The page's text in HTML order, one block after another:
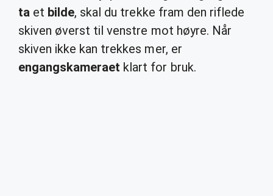
ta et bilde, skal du trekke fram den riflede
skiven øverst til venstre mot høyre. Når
skiven ikke kan trekkes mer, er
engangskameraet klart for bruk.